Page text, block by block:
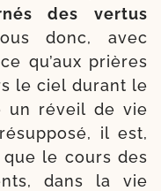
des ver­tus
donc, avec
qu’aux prières
le ciel durant le
un réveil de vie
il est,
que le cours des
dans la vie